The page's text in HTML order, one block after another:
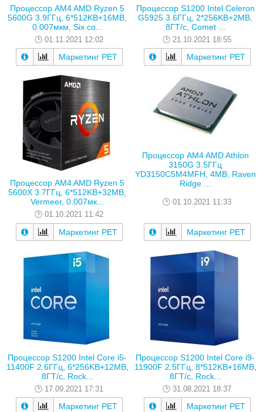
Процессор AM4 AMD Ryzen 5
5600G 3.9ГГц, 6*512KB+16MB,
0.007мкм, Six co...
01.11.2021 12:02
Маркетинг РЕТ
Процессор S1200 Intel Celeron
G5925 3.6ГГц, 2*256KB+2MB,
8ГТ/с, Comet ...
21.10.2021 18:55
Маркетинг РЕТ
Процессор AM4 AMD Ryzen 5
5600X 3.7ГГц, 6*512KB+32MB,
Vermeer, 0.007мк...
01.10.2021 11:42
Маркетинг РЕТ
Процессор AM4 AMD Athlon
3150G 3.5ГГц
YD3150C5M4MFH, 4MB, Raven
Ridge ...
01.10.2021 11:33
Маркетинг РЕТ
Процессор S1200 Intel Core i5-
11400F 2.6ГГц, 6*256KB+12MB,
8ГТ/с, Rock...
17.09.2021 17:31
Маркетинг РЕТ
Процессор S1200 Intel Core i9-
11900F 2.5ГГц, 8*512KB+16MB,
8ГТ/с, Rock...
31.08.2021 18:37
Маркетинг РЕТ